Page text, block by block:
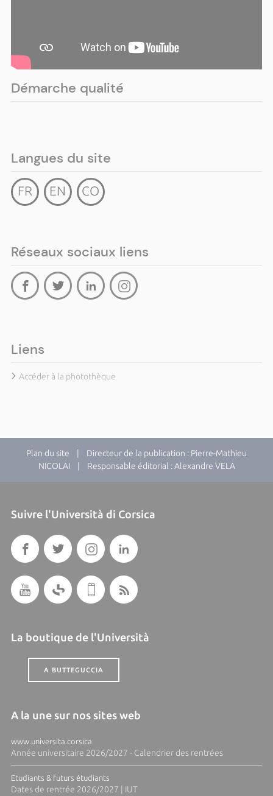
Démarche qualité
Langues du site
FR EN CO
Réseaux sociaux liens
Liens
Accéder à la photothèque
Plan du site | Directeur de la publication : Pierre-Mathieu
NICOLAI | Responsable éditorial : Alexandre VELA
Suivre l'Università di Corsica
La boutique de l'Università
A BUTTEGUCCIA
A la une sur nos sites web
www.universita.corsica
Année universitaire 2026/2027 - Calendrier des rentrées
Etudiants & futurs étudiants
Dates de rentrée 2026/2027 | IUT